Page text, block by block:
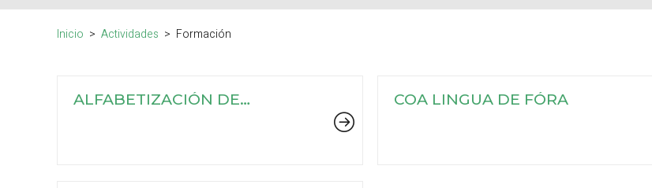
Inicio Actividades Formación
ALFABETIZACIÓN DE COA LINGUA DE FÓRA